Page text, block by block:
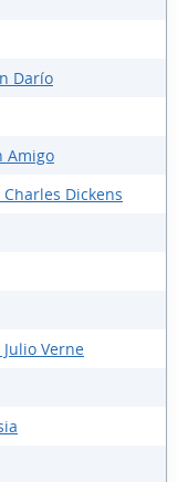
Darío
Amigo
Dickens
Verne